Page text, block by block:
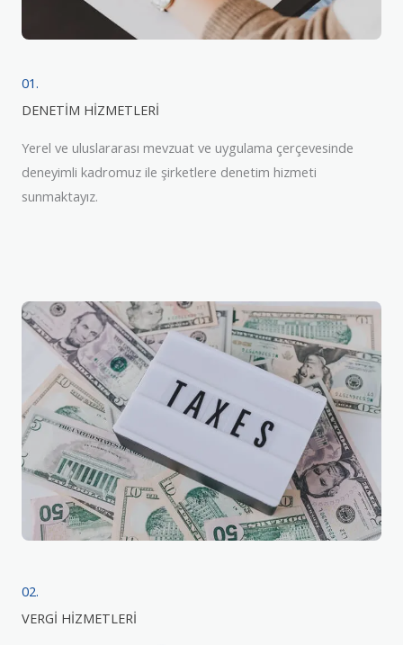
01.
DENETİM HİZMETLERİ
Yerel ve uluslararası mevzuat ve uygulama çerçevesinde
deneyimli kadromuz ile şirketlere denetim hizmeti
sunmaktayız.
02.
VERGİ HİZMETLERİ